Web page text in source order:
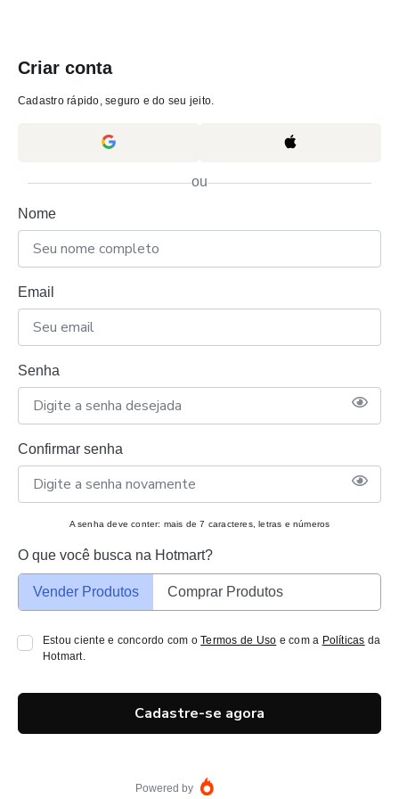
Criar conta
Cadastro rápido, seguro e do seu jeito.
ou
Nome
Email
Senha
Confirmar senha
A senha deve conter: mais de 7 caracteres, letras e números
O que você busca na Hotmart?
Vender Produtos Comprar Produtos
Estou ciente e concordo com oTermos de Uso e com a Políticas da
Hotmart.
Cadastre-se agora
Powered by